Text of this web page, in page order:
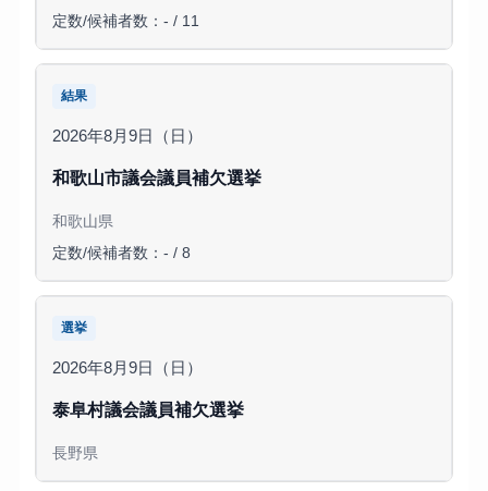
定数/候補者数：- / 11
結果
2026年8月9日（日）
和歌山市議会議員補欠選挙
和歌山県
定数/候補者数：- / 8
選挙
2026年8月9日（日）
泰阜村議会議員補欠選挙
長野県